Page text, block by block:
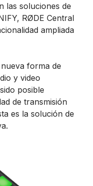
las soluciones de
RØDE Central
ampliada
forma de
y video
posible
de transmisión
es la solución de